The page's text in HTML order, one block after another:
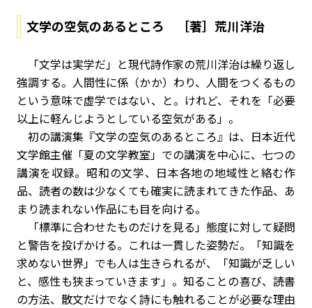
文学の空気のあるところ ［著］荒川洋治
「文学は実学だ」と現代詩作家の荒川洋治は繰り返し
強調する。人間性に係（かか）わり、人間をつくるもの
という意味で虚学ではない、と。けれど、それを「必要
以上に軽んじようとしている空気がある」。
初の講演集『文学の空気のあるところ』は、日本近代
文学館主催「夏の文学教室」での講演を中心に、七つの
講演を収録。昭和の文学、日本各地の地域性と絡む作
品、読者の数は少なくても確実に読まれてきた作品、あ
まり読まれない作品にも目を向ける。
「標準に合わせたものだけを見る」態度に対して疑問
と警告を投げかける。これは一貫した姿勢だ。「知識を
求めない世界」でも人は生きられるが、「知識が乏しい
と、感性も狭まっていきます」。知ることの喜び、読書
の方法、散文だけでなく詩にも触れることが必要な理由